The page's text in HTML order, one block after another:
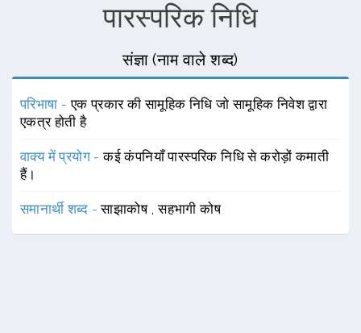
पारस्परिक निधि
संज्ञा (नाम वाले शब्द)
परिभाषा -एक प्रकार की सामूहिक निधि जो सामूहिक निवेश द्वारा
एकत्र होती है
वाक्य में प्रयोग -कई कंपनियाँ पारस्परिक निधि से करोड़ों कमाती
हैं।
समानार्थी शब्द -साझाकोष ,सहभागी कोष